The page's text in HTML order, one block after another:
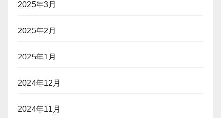
2025年3月
2025年2月
2025年1月
2024年12月
2024年11月